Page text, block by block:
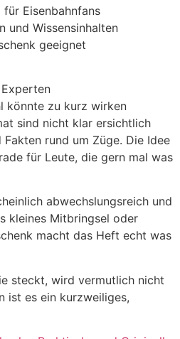
für Eisenbahnfans
und Wissensinhalten
geeignet
könnte zu kurz wirken
sind nicht klar ersichtlich
Fakten rund um Züge. Die Idee
für Leute, die gern mal was
abwechslungsreich und
kleines Mitbringsel oder
macht das Heft echt was
steckt, wird vermutlich nicht
ist es ein kurzweiliges,